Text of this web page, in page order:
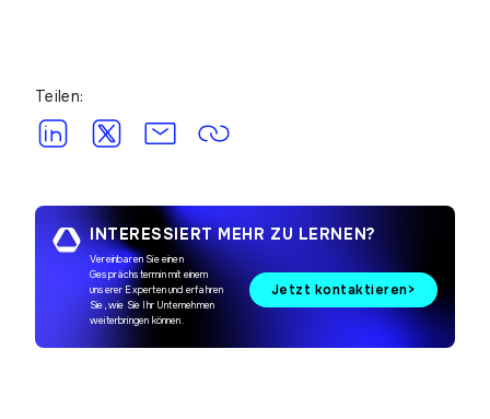
Teilen:
INTERESSIERT MEHR ZU LERNEN?
Vereinbaren Sie einen
Gesprächstermin mit einem
unserer Experten und erfahren
Sie, wie Sie Ihr Unternehmen
weiterbringen können.
Jetzt kontaktieren